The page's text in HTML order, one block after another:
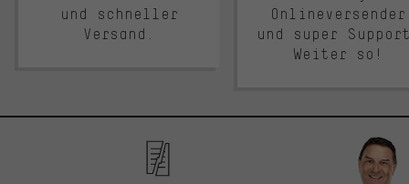
und schneller
Versand.
Onlineversender
und super
Weiter so!